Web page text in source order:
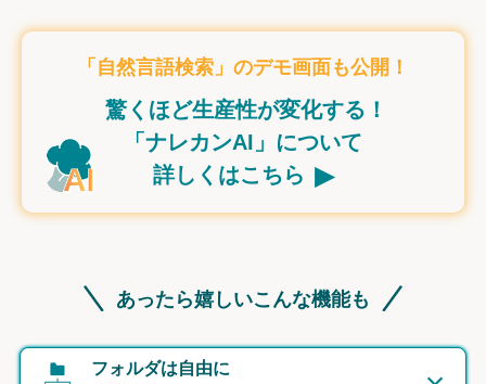
「自然言語検索」のデモ画面も公開！
驚くほど生産性が変化する！
「ナレカンAI」について
詳しくはこちら ▸
あったら嬉しいこんな機能も
フォルダは自由に